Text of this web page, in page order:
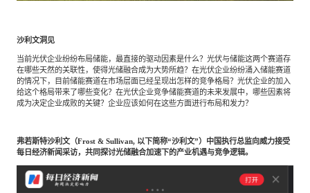
地产与物业 矿业冶炼
美容时尚 大数据与人工智能
物流与供应链 建筑科技与装饰装潢
表现与影响
专家委员会
中
EN
沙利文洞见
当前光伏企业纷纷布局储能，最直接的驱动因素是什么？光伏与储能这两个赛道存
在哪些天然的关联性，使得光储融合成为大势所趋？在光伏企业纷纷涌入储能赛道
的情况下，目前储能赛道在市场层面已经呈现出怎样的竞争格局？光伏企业的加入
给这个格局带来了哪些变化？在光伏企业竞争储能赛道的未来发展中，哪些因素将
成为决定企业成败的关键？企业应该如何在这些方面进行布局和发力？
弗若斯特沙利文（Frost & Sullivan, 以下简称“沙利文”）中国执行总监向威力接受
每日经济新闻采访，共同探讨光储融合加速下的产业机遇与竞争逻辑。